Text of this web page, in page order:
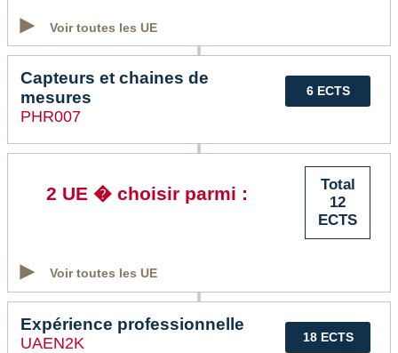
Voir toutes les UE
6 ECTS
Capteurs et chaines de
mesures
PHR007
Total
12
ECTS
2 UE � choisir parmi :
Voir toutes les UE
18 ECTS
Expérience professionnelle
UAEN2K